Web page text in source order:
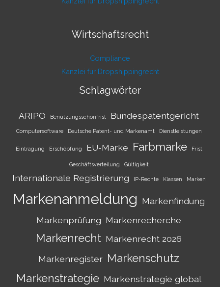
Wirtschaftsrecht
Compliance
Kanzlei für Dropshippingrecht
Schlagwörter
ARIPO Benutzungsschonfrist Bundespatentgericht
Computersoftware Deutsche Patent- und Markenamt Dienstleistungen
Eintragung Erschöpfung EU-Marke Farbmarke Frist
Geschäftsverteilung Gültigkeit
Internationale Registrierung IP-Rechte Klassen Marken
Markenanmeldung Markenfindung
Markenprüfung Markenrecherche
Markenrecht Markenrecht 2026
Markenregister Markenschutz
Markenstrategie Markenstrategie global